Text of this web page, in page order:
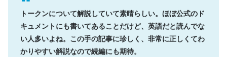
トークンについて解説していて素晴らしい。ほぼ公式のド
キュメントにも書いてあることだけど、英語だと読んでな
い人多いよね。この手の記事に珍しく、非常に正しくてわ
かりやすい解説なので続編にも期待。